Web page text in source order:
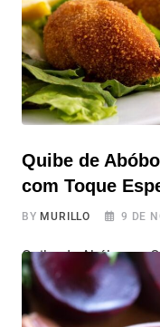
Quibe de
com Toque
BY MURILLO 9 DE
Quibe de Abóbora e
Especial
Quinoa na Air Fryer,